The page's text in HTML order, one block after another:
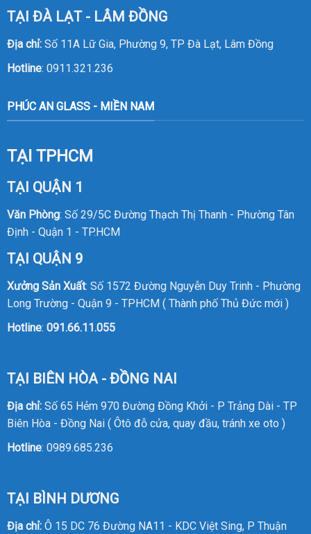
TẠI ĐÀ LẠT - LÂM ĐỒNG
Địa chỉ:Số 11A Lữ Gia, Phường 9, TP Đà Lạt, Lâm Đồng
Hotline: 0911.321.236
PHÚC AN GLASS - MIỀN NAM
TẠI TPHCM
TẠI QUẬN 1
Văn Phòng: Số 29/5C Đường Thạch Thị Thanh - Phường Tân
Định - Quận 1 - TP.HCM
TẠI QUẬN 9
Xưởng Sản Xuất: Số 1572 Đường Nguyễn Duy Trinh - Phường
Long Trường - Quận 9 - TPHCM ( Thành phố Thủ Đức mới )
Hotline: 091.66.11.055
TẠI BIÊN HÒA - ĐỒNG NAI
Địa chỉ:Số 65 Hẻm 970 Đường Đồng Khởi - P Trảng Dài - TP
Biên Hòa - Đồng Nai ( Ôtô đỗ cửa, quay đầu, tránh xe oto )
Hotline: 0989.685.236
TẠI BÌNH DƯƠNG
Địa chỉ:Ô 15 DC 76 Đường NA11 - KDC Việt Sing, P Thuận